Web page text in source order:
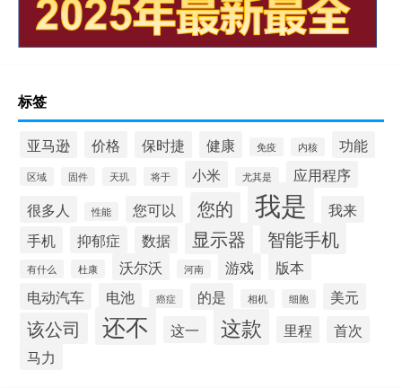
标签
亚马逊 价格 保时捷 健康 免疫 内核 功能
区域 固件 天玑 将于 小米 尤其是
应用程序
很多人
性能 您可以 您的 我是
我来
手机
抑郁症 数据 显示器 智能手机
有什么 杜康 沃尔沃 河南 游戏
版本
电动汽车
电池 癌症 的是 相机 细胞 美元
该公司 还不 这一 这款 里程
首次
马力